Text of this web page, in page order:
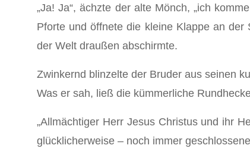
„Ja! Ja“, ächzte der alte Mönch, „ich
Pforte und öffnete die kleine Klappe an
der Welt draußen abschirmte.
Zwinkernd blinzelte der Bruder aus seinen
Was er sah, ließ die kümmerliche
„Allmächtiger Herr Jesus Christus und ihr
glücklicherweise – noch immer